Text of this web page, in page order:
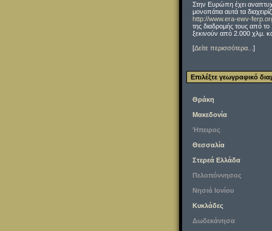
Στην Ευρώπη έχει
μονοπάτια αυτά τα
http://www.era-ewv-
της διαδρομής τους από
ξεκινούν από 2.000 χλμ.
[Δείτε περισσότερα... ]
Επιλέξτε γεωγραφικό
Θράκη
Μακεδονία
Ήπειρος
Θεσσαλία
Στερεά Ελλάδα
Πελοπόννησος
Νησιά Ιονίου
Κυκλάδες
Δωδεκάνησα